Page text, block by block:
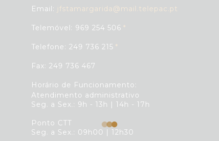
Email: jfstamargarida@mail.telepac.pt
Telemóvel: 969 254 506
Telefone: 249 736 215
Fax: 249 736 467
Horário de Funcionamento:
Atendimento administrativo
Seg. a Sex.: 9h - 13h | 14h - 17h
Ponto CTT
Seg. a Sex.: 09h00 | 12h30